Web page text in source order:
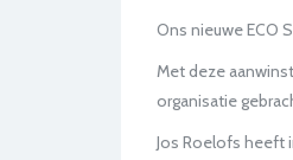
Ons nieuwe ECO
Met deze
organisatie
Jos Roelofs heeft